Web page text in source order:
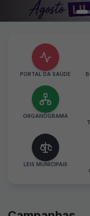
PORTAL DA SAÚDE
ORGANOGRAMA
LEIS MUNICIPAIS